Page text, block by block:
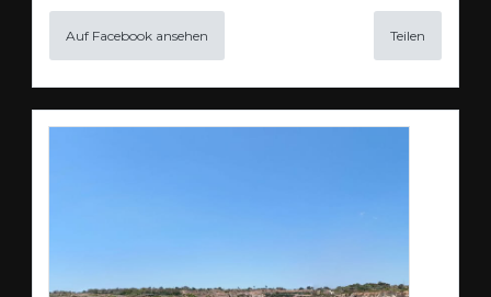
Auf Facebook ansehen Teilen